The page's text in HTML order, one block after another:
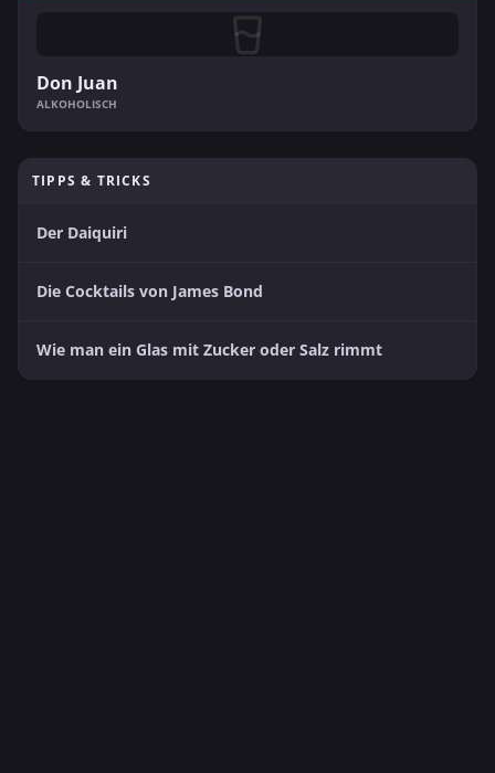
Don Juan
ALKOHOLISCH
TIPPS & TRICKS
Der Daiquiri
Die Cocktails von James Bond
Wie man ein Glas mit Zucker oder Salz rimmt